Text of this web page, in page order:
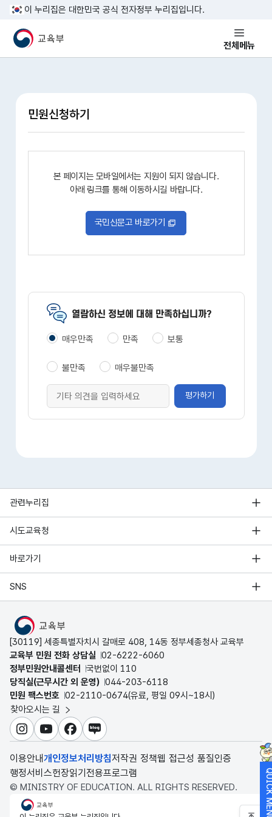
본문 바로가기
이 누리집은 대한민국 공식 전자정부 누리집입니다.
교육부 국민 메인홈페이지 전체메뉴
민원신청하기
본 페이지는 모바일에서는 지원이 되지 않습니다.
아래 링크를 통해 이동하시길 바랍니다.
국민신문고 바로가기
열람하신 정보에 대해 만족하십니까?
매우만족 만족 보통
불만족 매우불만족
평가하기
관련누리집
시도교육청
바로가기
SNS
MOE
[30119] 세종특별자치시 갈매로 408, 14동 정부세종청사 교육부
교육부 민원 전화 상담실 02-6222-6060
정부민원안내콜센터
국번없이 110
당직실(근무시간 외 운영) 044-203-6118
민원 팩스번호 02-2110-0674(유료, 평일 09시~18시)
찾아오시는 길
인스타그램
유튜브페이스북
블로그
이용안내개인정보처리방침저작권 정책웹 접근성 품질인증
행정서비스헌장읽기전용프로그램
© MINISTRY OF EDUCATION. ALL RIGHTS RESERVED.
교육부